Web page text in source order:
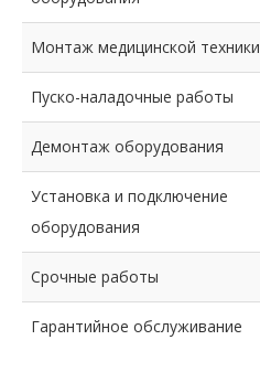
Монтаж медицинской техники
Пуско-наладочные работы
Демонтаж оборудования
Установка и подключение
оборудования
Срочные работы
Гарантийное обслуживание